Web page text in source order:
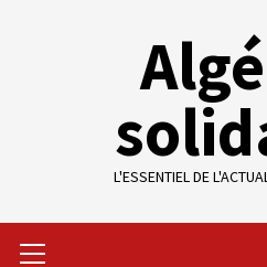
L'ESSENTIEL DE
Menu